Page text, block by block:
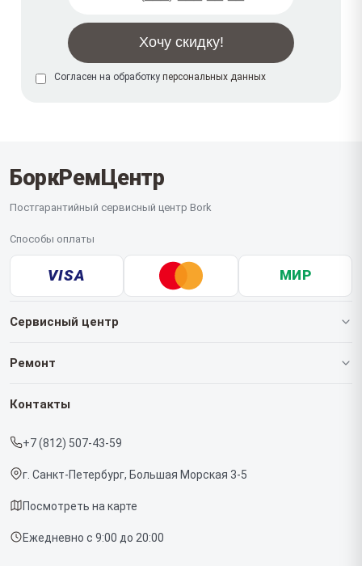
Согласен на обработку персональных данных
БоркРемЦентр
Постгарантийный сервисный центр Bork
Способы оплаты
VISA МИР
Сервисный центр
О нашем сервисе
Срочный ремонт
Доставка и способы оплаты
Диагностика
Контакты
Ремонт
Роботов-пылесосов
Контакты
+7 (812) 507-43-59
г. Санкт-Петербург, Большая Морская 3-5
Посмотреть на карте
Ежедневно с 9:00 до 20:00